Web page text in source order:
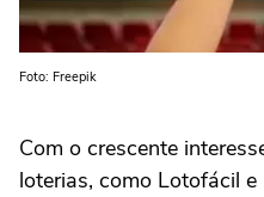
Foto: Freepik
Com o crescente
loterias, como Lotofácil